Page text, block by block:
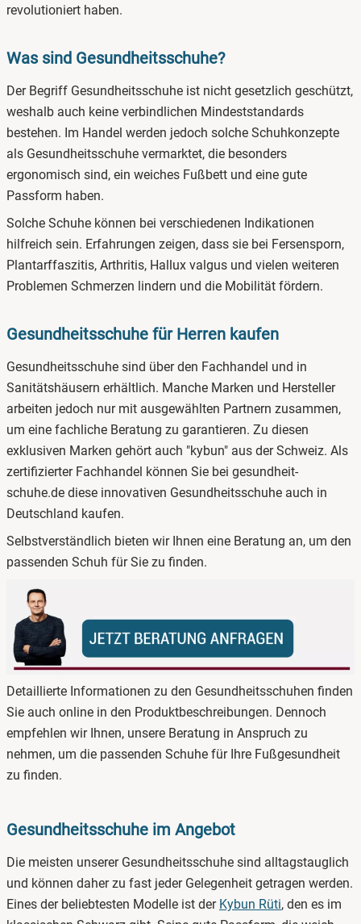
revolutioniert haben.
Was sind Gesundheitsschuhe?
Der Begriff Gesundheitsschuhe ist nicht gesetzlich geschützt,
weshalb auch keine verbindlichen Mindeststandards
bestehen. Im Handel werden jedoch solche Schuhkonzepte
als Gesundheitsschuhe vermarktet, die besonders
ergonomisch sind, ein weiches Fußbett und eine gute
Passform haben.
Solche Schuhe können bei verschiedenen Indikationen
hilfreich sein. Erfahrungen zeigen, dass sie bei Fersensporn,
Plantarffaszitis, Arthritis, Hallux valgus und vielen weiteren
Problemen Schmerzen lindern und die Mobilität fördern.
Gesundheitsschuhe für Herren kaufen
Gesundheitsschuhe sind über den Fachhandel und in
Sanitätshäusern erhältlich. Manche Marken und Hersteller
arbeiten jedoch nur mit ausgewählten Partnern zusammen,
um eine fachliche Beratung zu garantieren. Zu diesen
exklusiven Marken gehört auch "kybun" aus der Schweiz. Als
zertifizierter Fachhandel können Sie bei gesundheit-
schuhe.de diese innovativen Gesundheitsschuhe auch in
Deutschland kaufen.
Selbstverständlich bieten wir Ihnen eine Beratung an, um den
passenden Schuh für Sie zu finden.
Detaillierte Informationen zu den Gesundheitsschuhen finden
Sie auch online in den Produktbeschreibungen. Dennoch
empfehlen wir Ihnen, unsere Beratung in Anspruch zu
nehmen, um die passenden Schuhe für Ihre Fußgesundheit
zu finden.
Gesundheitsschuhe im Angebot
Die meisten unserer Gesundheitsschuhe sind alltagstauglich
und können daher zu fast jeder Gelegenheit getragen werden.
Eines der beliebtesten Modelle ist der Kybun Rüti, den es im